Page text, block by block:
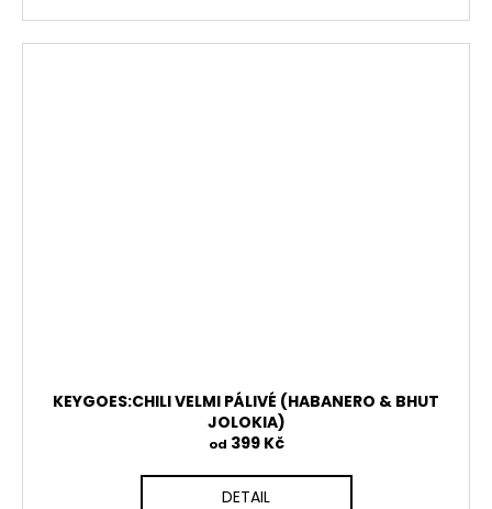
KEYGOES:CHILI VELMI PÁLIVÉ (HABANERO & BHUT
JOLOKIA)
od 399 Kč
DETAIL